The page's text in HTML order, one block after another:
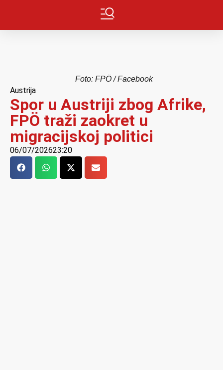
Foto: FPÖ / Facebook
Austrija
Spor u Austriji zbog Afrike,
FPÖ traži zaokret u
migracijskoj politici
06/07/202623:20